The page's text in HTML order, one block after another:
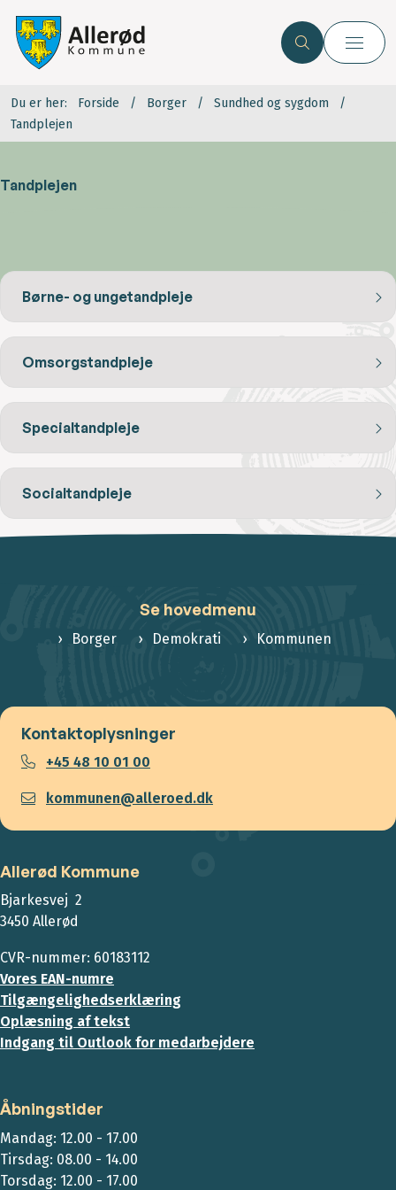
Du er her: Forside Borger
Sundhed og sygdom
Tandplejen
Tandplejen
Børne- og ungetandpleje
Omsorgstandpleje
Specialtandpleje
Socialtandpleje
Se hovedmenu
Borger Demokrati Kommunen
Kontaktoplysninger
+45 48 10 01 00
kommunen@alleroed.dk
Allerød Kommune
Bjarkesvej 2
3450 Allerød
CVR-nummer: 60183112
Vores EAN-numre
Tilgængelighedserklæring
Oplæsning af tekst
Indgang til Outlook for medarbejdere
Åbningstider
Mandag: 12.00 - 17.00
Tirsdag: 08.00 - 14.00
Torsdag: 12.00 - 17.00